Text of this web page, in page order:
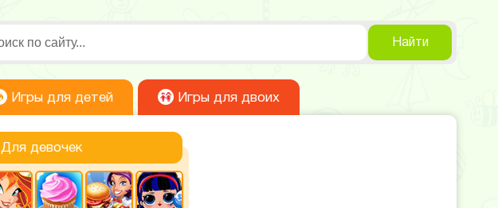
Найти
Игры для детей Игры для двоих
Для девочек